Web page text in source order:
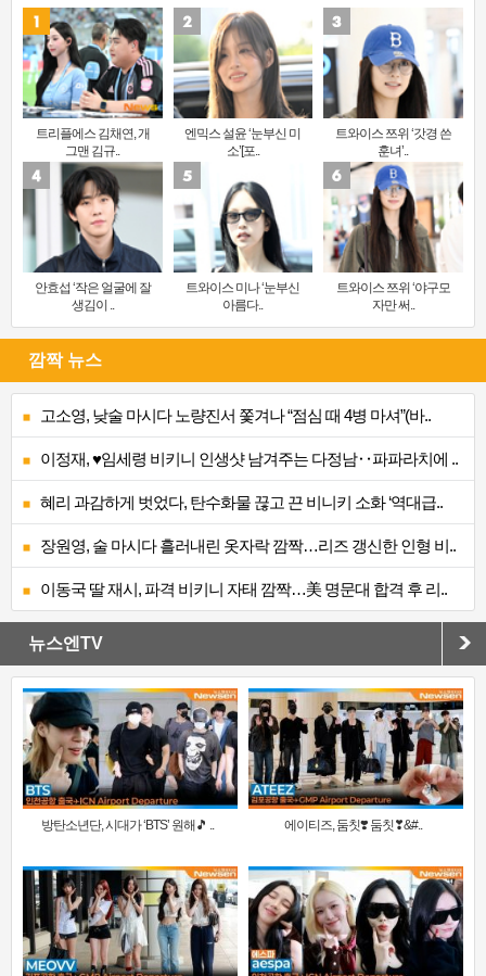
트리플에스 김채연, 개
그맨 김규..
엔믹스 설윤 ‘눈부신 미
소’[포..
트와이스 쯔위 ‘갓경 쓴
훈녀’..
안효섭 ‘작은 얼굴에 잘
생김이 ..
트와이스 미나 ‘눈부신
아름다..
트와이스 쯔위 ‘야구모
자만 써..
깜짝 뉴스
고소영, 낮술 마시다 노량진서 쫓겨나 “점심 때 4병 마셔”(바..
이정재, ♥임세령 비키니 인생샷 남겨주는 다정남‥파파라치에 ..
혜리 과감하게 벗었다, 탄수화물 끊고 끈 비니키 소화 ‘역대급..
장원영, 술 마시다 흘러내린 옷자락 깜짝…리즈 갱신한 인형 비..
이동국 딸 재시, 파격 비키니 자태 깜짝…美 명문대 합격 후 리..
뉴스엔TV
방탄소년단, 시대가 ‘BTS’ 원해🎵 .. 에이티즈, 둠칫❣️ 둠칫❣&#..